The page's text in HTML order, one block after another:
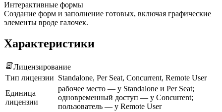
Интерактивные формы
Создание форм и заполнение готовых, включая графические
элементы вроде галочек.
Характеристики
Лицензирование
Тип лицензии Standalone, Per Seat, Concurrent, Remote User
Единица
лицензии
рабочее место — у Standalone и Per Seat;
одновременный доступ — у Concurrent;
пользователь — у Remote User